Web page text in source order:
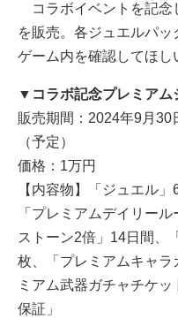
コラボイベントを記念
を販売。各ジュエルパ
ゲーム内を確認してほし
▼コラボ記念プレミアム
販売期間：2024年9月30
（予定）
価格：1万円
【内容物】「ジュエル
「プレミアムデイリー
ストーン2倍」14日間、
枚、「プレミアムキャラ
ミアム武器ガチャチケ
保証」